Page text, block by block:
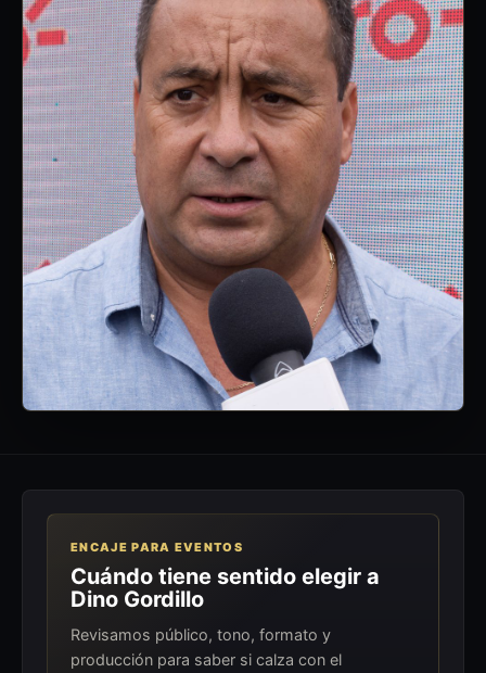
ENCAJE PARA EVENTOS
Cuándo tiene sentido elegir a
Dino Gordillo
Revisamos público, tono, formato y
producción para saber si calza con el